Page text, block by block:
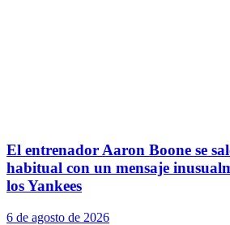
El entrenador Aaron Boone se
habitual con un mensaje
los Yankees
6 de agosto de 2026